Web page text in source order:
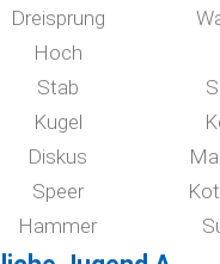
Dreisprung
Hoch
Stab
Kugel
Diskus
Speer
Hammer